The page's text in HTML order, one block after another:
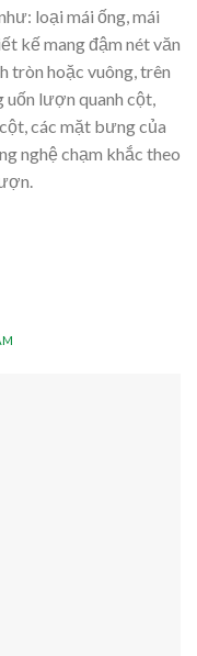
loại mái ống, mái
kế mang đậm nét văn
tròn hoặc vuông, trên
lượn quanh cột,
các mặt bưng của
nghệ chạm khắc theo